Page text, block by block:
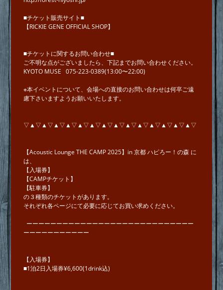
■チケット販売サイト■
【RICKIE GENE OFFICIAL SHOP】
■チケットに関するお問い合わせ■
ご不明な点がございましたら、下記までお問い合わせください。
KYOTO MUSE 075-223-0389(13:00〜22:00)
※本イベントについて、会場への直接のお問い合わせは何卒ご遠
慮下さいますようお願いいたします。
▽▲▽▲▽▲▽▲▽▲▽▲▽▲▽▲▽▲▽▲▽▲▽▲▽▲▽▲▽
【Acoustic Lounge THE CAMP 2025】in 京都 ハピろー！の森 に
は、
【入場券】
【CAMPチケット】
【駐車券】
の３種類のチケットがあります。
それぞれ各ページにて必要に応じてお買い求めください。
ーーーーーーーーーーーーーーーーーーーーーーーーーーーー
ーーーーーーーーーーー
【入場券】
■1泊2日入場券¥6,600(1drink込)